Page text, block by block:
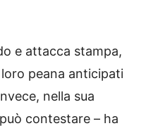
e attacca stampa,
peana anticipati
nella sua
contestare – ha